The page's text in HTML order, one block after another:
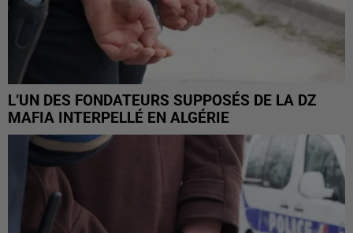
L’UN DES FONDATEURS SUPPOSÉS DE LA DZ
MAFIA INTERPELLÉ EN ALGÉRIE